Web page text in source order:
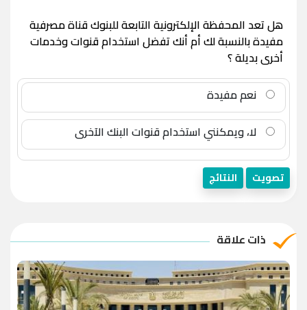
هل تعد المحفظة الإلكترونية التابعة للبنوك قناة مصرفية
مفيدة بالنسبة لك أم أنك تفضل استخدام قنوات وخدمات
أخرى بديلة ؟
نعم مفيدة
لا، ويمكنني استخدام قنوات البنك الآخرى
تصويت النتائج
ذات علاقة